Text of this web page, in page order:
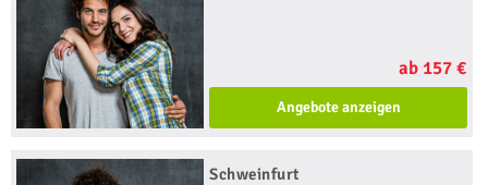
ab 157 €
Angebote anzeigen
Schweinfurt